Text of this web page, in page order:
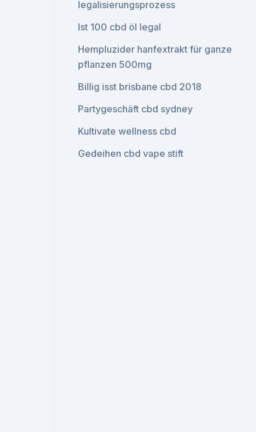
legalisierungsprozess
Ist 100 cbd öl legal
Hempluzider hanfextrakt für ganze
pflanzen 500mg
Billig isst brisbane cbd 2018
Partygeschäft cbd sydney
Kultivate wellness cbd
Gedeihen cbd vape stift